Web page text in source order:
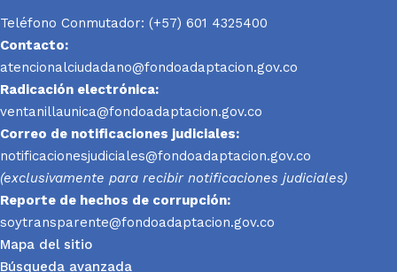
Teléfono Conmutador: (+57) 601 4325400
Contacto:
atencionalciudadano@fondoadaptacion.gov.co
Radicación electrónica:
ventanillaunica@fondoadaptacion.gov.co
Correo de notificaciones judiciales:
notificacionesjudiciales@fondoadaptacion.gov.co
(exclusivamente para recibir notificaciones judiciales)
Reporte de hechos de corrupción:
soytransparente@fondoadaptacion.gov.co
Mapa del sitio
Búsqueda avanzada